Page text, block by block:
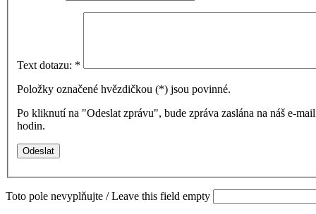
Text dotazu: *
Položky označené hvězdičkou (*) jsou povinné.
Po kliknutí na "Odeslat zprávu", bude zpráva zaslána na náš e-
hodin.
Toto pole nevyplňujte / Leave this field empty